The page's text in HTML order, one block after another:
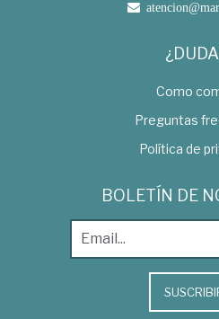
Como
Preguntas
Política de
BOLETÍN DE